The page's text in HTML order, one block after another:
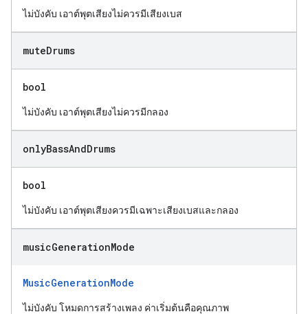
ไม่บังคับ เอาต์พุตเสียงไม่ควรมีเสียงเบส
muteDrums
bool
ไม่บังคับ เอาต์พุตเสียงไม่ควรมีกลอง
onlyBassAndDrums
bool
ไม่บังคับ เอาต์พุตเสียงควรมีเฉพาะเสียงเบสและกลอง
musicGenerationMode
MusicGenerationMode
ไม่บังคับ โหมดการสร้างเพลง ค่าเริ่มต้นคือคุณภาพ